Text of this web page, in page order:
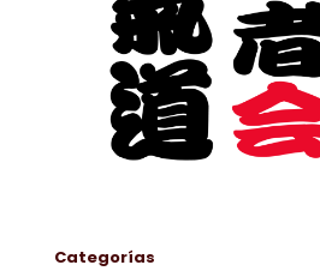
Categorías